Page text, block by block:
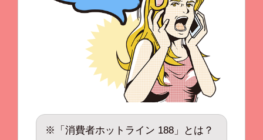
※「消費者ホットライン 188」とは？